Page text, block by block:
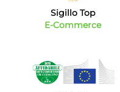
Sigillo Top
E-Commerce